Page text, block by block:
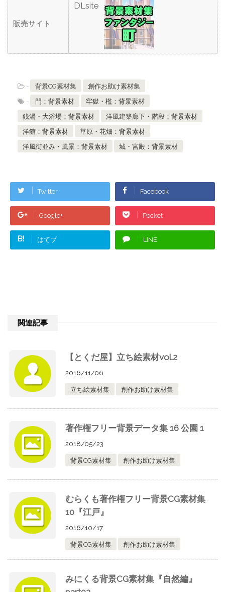
販売サイト
DLsite
- 背景CG素材集
創作お助け素材集
-
門：背景素材
牢獄・檻：背景素材
銭湯・大浴場：背景素材
洋風建築廊下・階段：背景素材
洋館：背景素材
草原・花畑：背景素材
洋風街並み・風景：背景素材
城・宮殿：背景素材
Twitter Facebook
Google+ Pocket
B! はてブ LINE
関連記事
【とくだ屋】立ち絵素材vol.2
2016/11/06
立ち絵素材集 創作お助け素材集
著作権フリー背景データ集 16 公園 1
2018/05/23
背景CG素材集 創作お助け素材集
むらくも著作権フリー背景CG素材集
10『江戸』
2016/10/17
背景CG素材集 創作お助け素材集
みにくる背景CG素材集『自然編』